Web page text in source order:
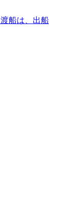
船は、出船